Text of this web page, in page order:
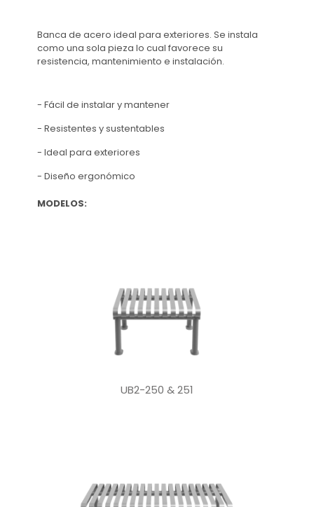
Banca de acero ideal para exteriores. Se instala
como una sola pieza lo cual favorece su
resistencia, mantenimiento e instalación.
- Fácil de instalar y mantener
- Resistentes y sustentables
- Ideal para exteriores
- Diseño ergonómico
MODELOS:
UB2-250 & 251